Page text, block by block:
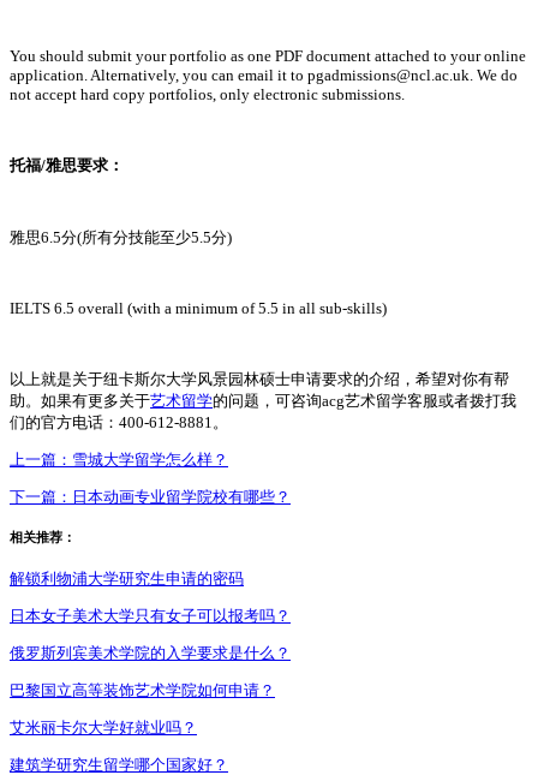
You should submit your portfolio as one PDF document attached to your online
application. Alternatively, you can email it to pgadmissions@ncl.ac.uk. We do
not accept hard copy portfolios, only electronic submissions.
托福/雅思要求：
雅思6.5分(所有分技能至少5.5分)
IELTS 6.5 overall (with a minimum of 5.5 in all sub-skills)
以上就是关于纽卡斯尔大学风景园林硕士申请要求的介绍，希望对你有帮
助。如果有更多关于艺术留学的问题，可咨询acg艺术留学客服或者拨打我
们的官方电话：400-612-8881。
上一篇： 雪城大学留学怎么样？
下一篇： 日本动画专业留学院校有哪些？
相关推荐：
解锁利物浦大学研究生申请的密码
日本女子美术大学只有女子可以报考吗？
俄罗斯列宾美术学院的入学要求是什么？
巴黎国立高等装饰艺术学院如何申请？
艾米丽卡尔大学好就业吗？
建筑学研究生留学哪个国家好？